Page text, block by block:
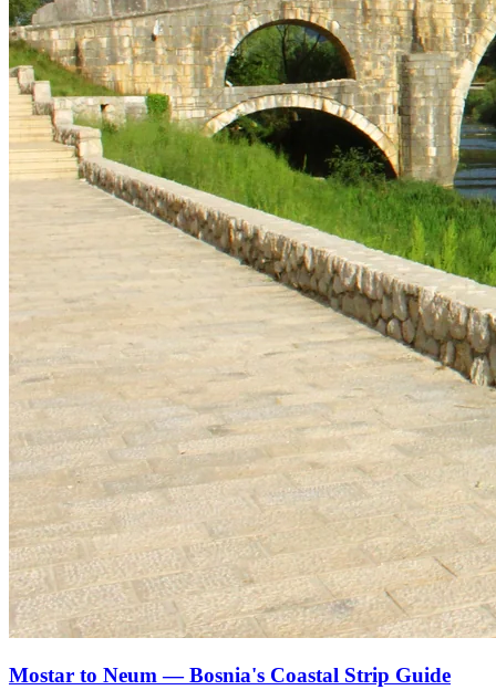
Mostar to Neum — Bosnia's Coastal Strip Guide